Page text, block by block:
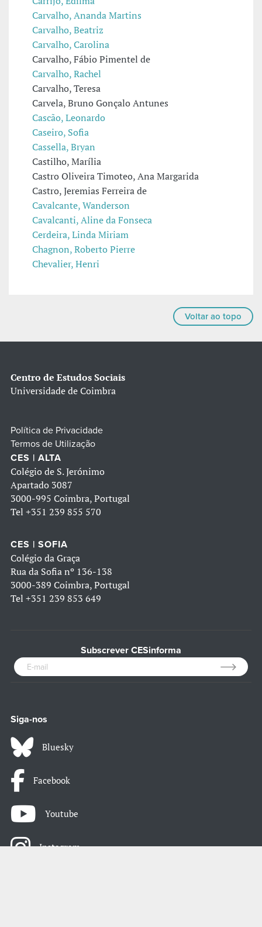
Carvalho, Ananda Martins
Carvalho, Beatriz
Carvalho, Carolina
Carvalho, Fábio Pimentel de
Carvalho, Rachel
Carvalho, Teresa
Carvela, Bruno Gonçalo Antunes
Cascão, Leonardo
Caseiro, Sofia
Cassella, Bryan
Castilho, Marília
Castro Oliveira Timoteo, Ana Margarida
Castro, Jeremias Ferreira de
Cavalcante, Wanderson
Cavalcanti, Aline da Fonseca
Cerdeira, Linda Miriam
Chagnon, Roberto Pierre
Chevalier, Henri
Voltar ao topo
Centro de Estudos Sociais
Universidade de Coimbra
Política de Privacidade
Termos de Utilização
CES | ALTA
Colégio de S. Jerónimo
Apartado 3087
3000-995 Coimbra, Portugal
Tel +351 239 855 570
CES | SOFIA
Colégio da Graça
Rua da Sofia nº 136-138
3000-389 Coimbra, Portugal
Tel +351 239 853 649
Subscrever CESinforma
Siga-nos
Bluesky
Facebook
Youtube
Instagram